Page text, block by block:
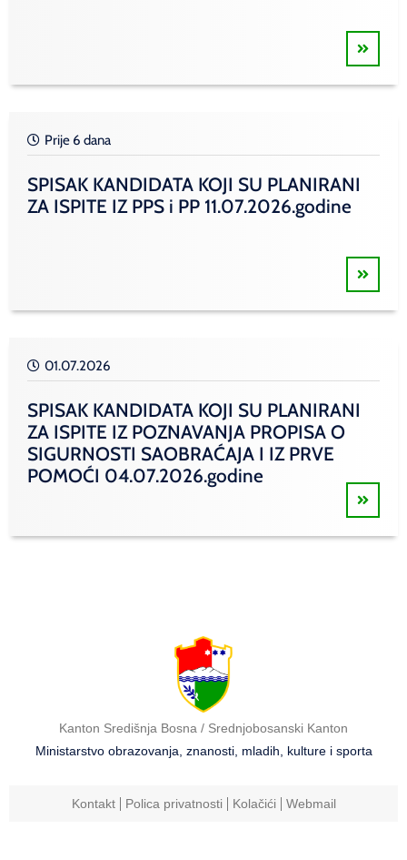
Prije 6 dana
SPISAK KANDIDATA KOJI SU PLANIRANI
ZA ISPITE IZ PPS i PP 11.07.2026.godine
01.07.2026
SPISAK KANDIDATA KOJI SU PLANIRANI
ZA ISPITE IZ POZNAVANJA PROPISA O
SIGURNOSTI SAOBRAĆAJA I IZ PRVE
POMOĆI 04.07.2026.godine
Kanton Središnja Bosna / Srednjobosanski Kanton
Ministarstvo obrazovanja, znanosti, mladih, kulture i sporta
Kontakt Polica privatnosti Kolačići Webmail